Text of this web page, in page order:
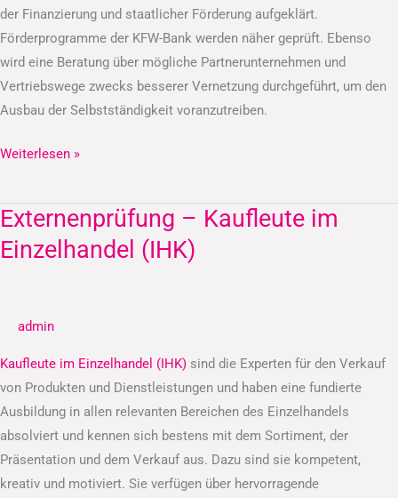
der Finanzierung und staatlicher Förderung aufgeklärt.
Förderprogramme der KFW-Bank werden näher geprüft. Ebenso
wird eine Beratung über mögliche Partnerunternehmen und
Vertriebswege zwecks besserer Vernetzung durchgeführt, um den
Ausbau der Selbstständigkeit voranzutreiben.
Weiterlesen »
Externenprüfung – Kaufleute im
Einzelhandel (IHK)
admin
Kaufleute im Einzelhandel (IHK) sind die Experten für den Verkauf
von Produkten und Dienstleistungen und haben eine fundierte
Ausbildung in allen relevanten Bereichen des Einzelhandels
absolviert und kennen sich bestens mit dem Sortiment, der
Präsentation und dem Verkauf aus. Dazu sind sie kompetent,
kreativ und motiviert. Sie verfügen über hervorragende
Externenprüfung
–
Kaufleute
(IHK)